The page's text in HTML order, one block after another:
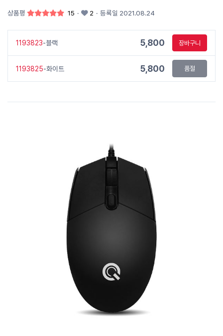
상품평 15 · 2 · 등록일 2021.08.24
1193823-블랙 5,800 장바구니
1193825-화이트 5,800 품절